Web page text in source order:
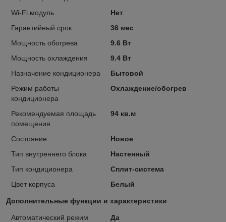
Wi-Fi модуль
Нет
Гарантийный срок
36 мес
Мощность обогрева
9.6 Вт
Мощность охлаждения
9.4 Вт
Назначение кондиционера
Бытовой
Режим работы
кондиционера
Охлаждение/обогрев
Рекомендуемая площадь
помещения
94 кв.м
Состояние
Новое
Тип внутреннего блока
Настенный
Тип кондиционера
Сплит-система
Цвет корпуса
Белый
Дополнительные функции и характеристики
Автоматический режим
Да